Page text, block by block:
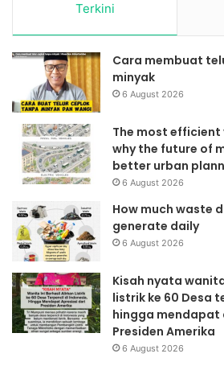
Terkini
Cara membuat
minyak
6 August 2026
The most efficient
why the future of
better urban
6 August 2026
How much waste
generate daily
6 August 2026
Kisah nyata
listrik ke 60 Desa
hingga mendapat
Presiden Amerika
6 August 2026